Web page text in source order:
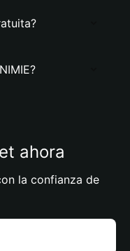
ahora
la confianza de